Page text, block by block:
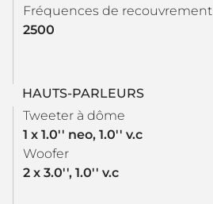
Fréquences de recouvrement
2500
HAUTS-PARLEURS
Tweeter à dôme
1 x 1.0'' neo, 1.0'' v.c
Woofer
2 x 3.0'', 1.0'' v.c